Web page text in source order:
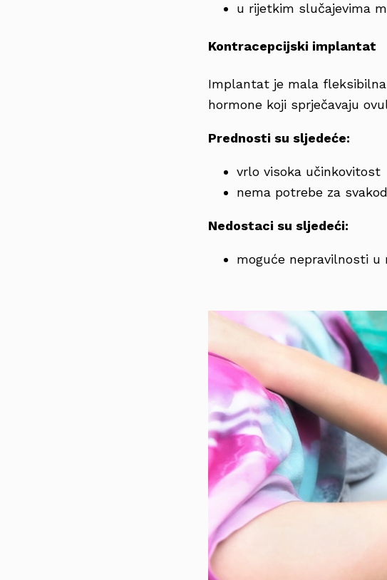
u rijetkim slučajevima
Kontracepcijski implantat
Implantat je mala
hormone koji sprječavaju
Prednosti su sljedeće:
vrlo visoka učinkovitost
nema potrebe za
Nedostaci su sljedeći:
moguće nepravilnosti u